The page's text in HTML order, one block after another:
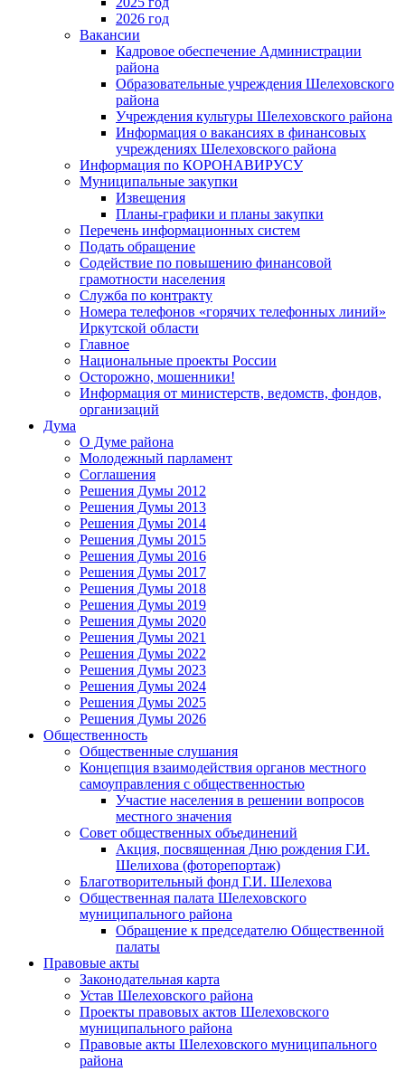
2026 год
Вакансии
Кадровое обеспечение Администрации
района
Образовательные учреждения Шелеховского
района
Учреждения культуры Шелеховского района
Информация о вакансиях в финансовых
учреждениях Шелеховского района
Информация по КОРОНАВИРУСУ
Муниципальные закупки
Извещения
Планы-графики и планы закупки
Перечень информационных систем
Подать обращение
Содействие по повышению финансовой
грамотности населения
Служба по контракту
Номера телефонов «горячих телефонных линий»
Иркутской области
Главное
Национальные проекты России
Осторожно, мошенники!
Информация от министерств, ведомств, фондов,
организаций
Дума
О Думе района
Молодежный парламент
Соглашения
Решения Думы 2012
Решения Думы 2013
Решения Думы 2014
Решения Думы 2015
Решения Думы 2016
Решения Думы 2017
Решения Думы 2018
Решения Думы 2019
Решения Думы 2020
Решения Думы 2021
Решения Думы 2022
Решения Думы 2023
Решения Думы 2024
Решения Думы 2025
Решения Думы 2026
Общественность
Общественные слушания
Концепция взаимодействия органов местного
самоуправления с общественностью
Участие населения в решении вопросов
местного значения
Совет общественных объединений
Акция, посвященная Дню рождения Г.И.
Шелихова (фоторепортаж)
Благотворительный фонд Г.И. Шелехова
Общественная палата Шелеховского
муниципального района
Обращение к председателю Общественной
палаты
Правовые акты
Законодательная карта
Устав Шелеховского района
Проекты правовых актов Шелеховского
муниципального района
Правовые акты Шелеховского муниципального
района